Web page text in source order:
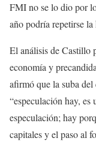
FMI no se lo dio por
año podría repetirse la
El análisis de Castillo
economía y
afirmó que la suba
“especulación hay,
especulación; hay
capitales y el paso al